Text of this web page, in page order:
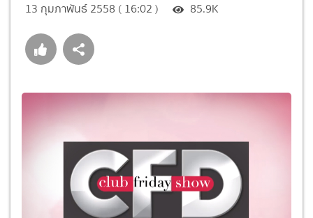
13 กุมภาพันธ์ 2558 ( 16:02 ) 85.9K